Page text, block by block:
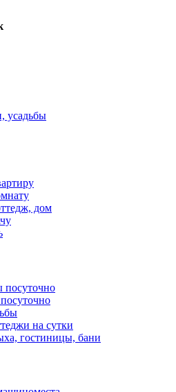
усадьбы
дом
посуточно
на сутки
гостиницы, бани